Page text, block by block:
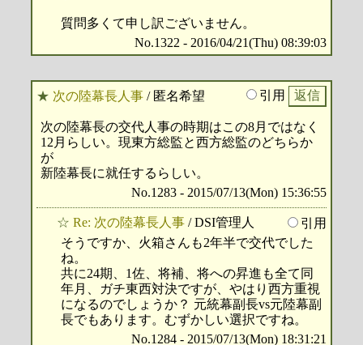
質問多くて申し訳ございません。
No.1322 - 2016/04/21(Thu) 08:39:03
★ 次の陸幕長人事 / 匿名希望 引用
次の陸幕長の交代人事の時期はこの8月ではなく
12月らしい。現東方総監と西方総監のどちらか
が
新陸幕長に就任するらしい。
No.1283 - 2015/07/13(Mon) 15:36:55
☆ Re: 次の陸幕長人事 / DSI管理人
引用
そうですか、火箱さんも2年半で交代でした
ね。
共に24期、1佐、将補、将への昇進も全て同
年月、ガチ東西対決ですが、やはり西方重視
になるのでしょうか？ 元統幕副長vs元陸幕副
長でもあります。むずかしい選択ですね。
No.1284 - 2015/07/13(Mon) 18:31:21